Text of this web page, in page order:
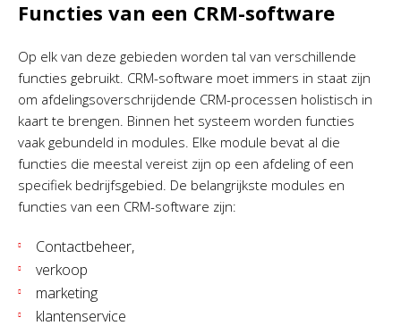
Functies van een CRM-software
Op elk van deze gebieden worden tal van verschillende
functies gebruikt. CRM-software moet immers in staat zijn
om afdelingsoverschrijdende CRM-processen holistisch in
kaart te brengen. Binnen het systeem worden functies
vaak gebundeld in modules. Elke module bevat al die
functies die meestal vereist zijn op een afdeling of een
specifiek bedrijfsgebied. De belangrijkste modules en
functies van een CRM-software zijn:
Contactbeheer,
verkoop
marketing
klantenservice